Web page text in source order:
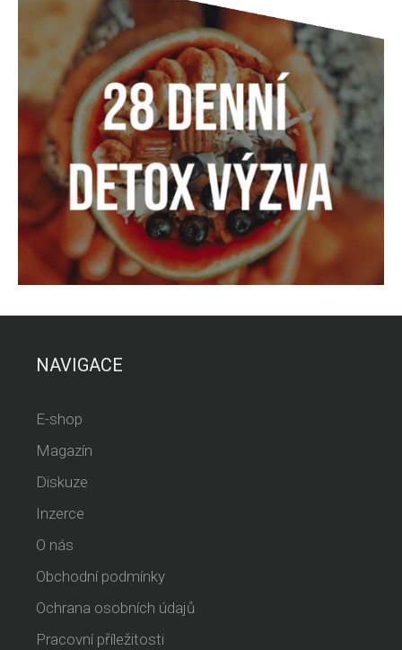
NAVIGACE
E-shop
Magazín
Diskuze
Inzerce
O nás
Obchodní podmínky
Ochrana osobních údajů
Pracovní příležitosti